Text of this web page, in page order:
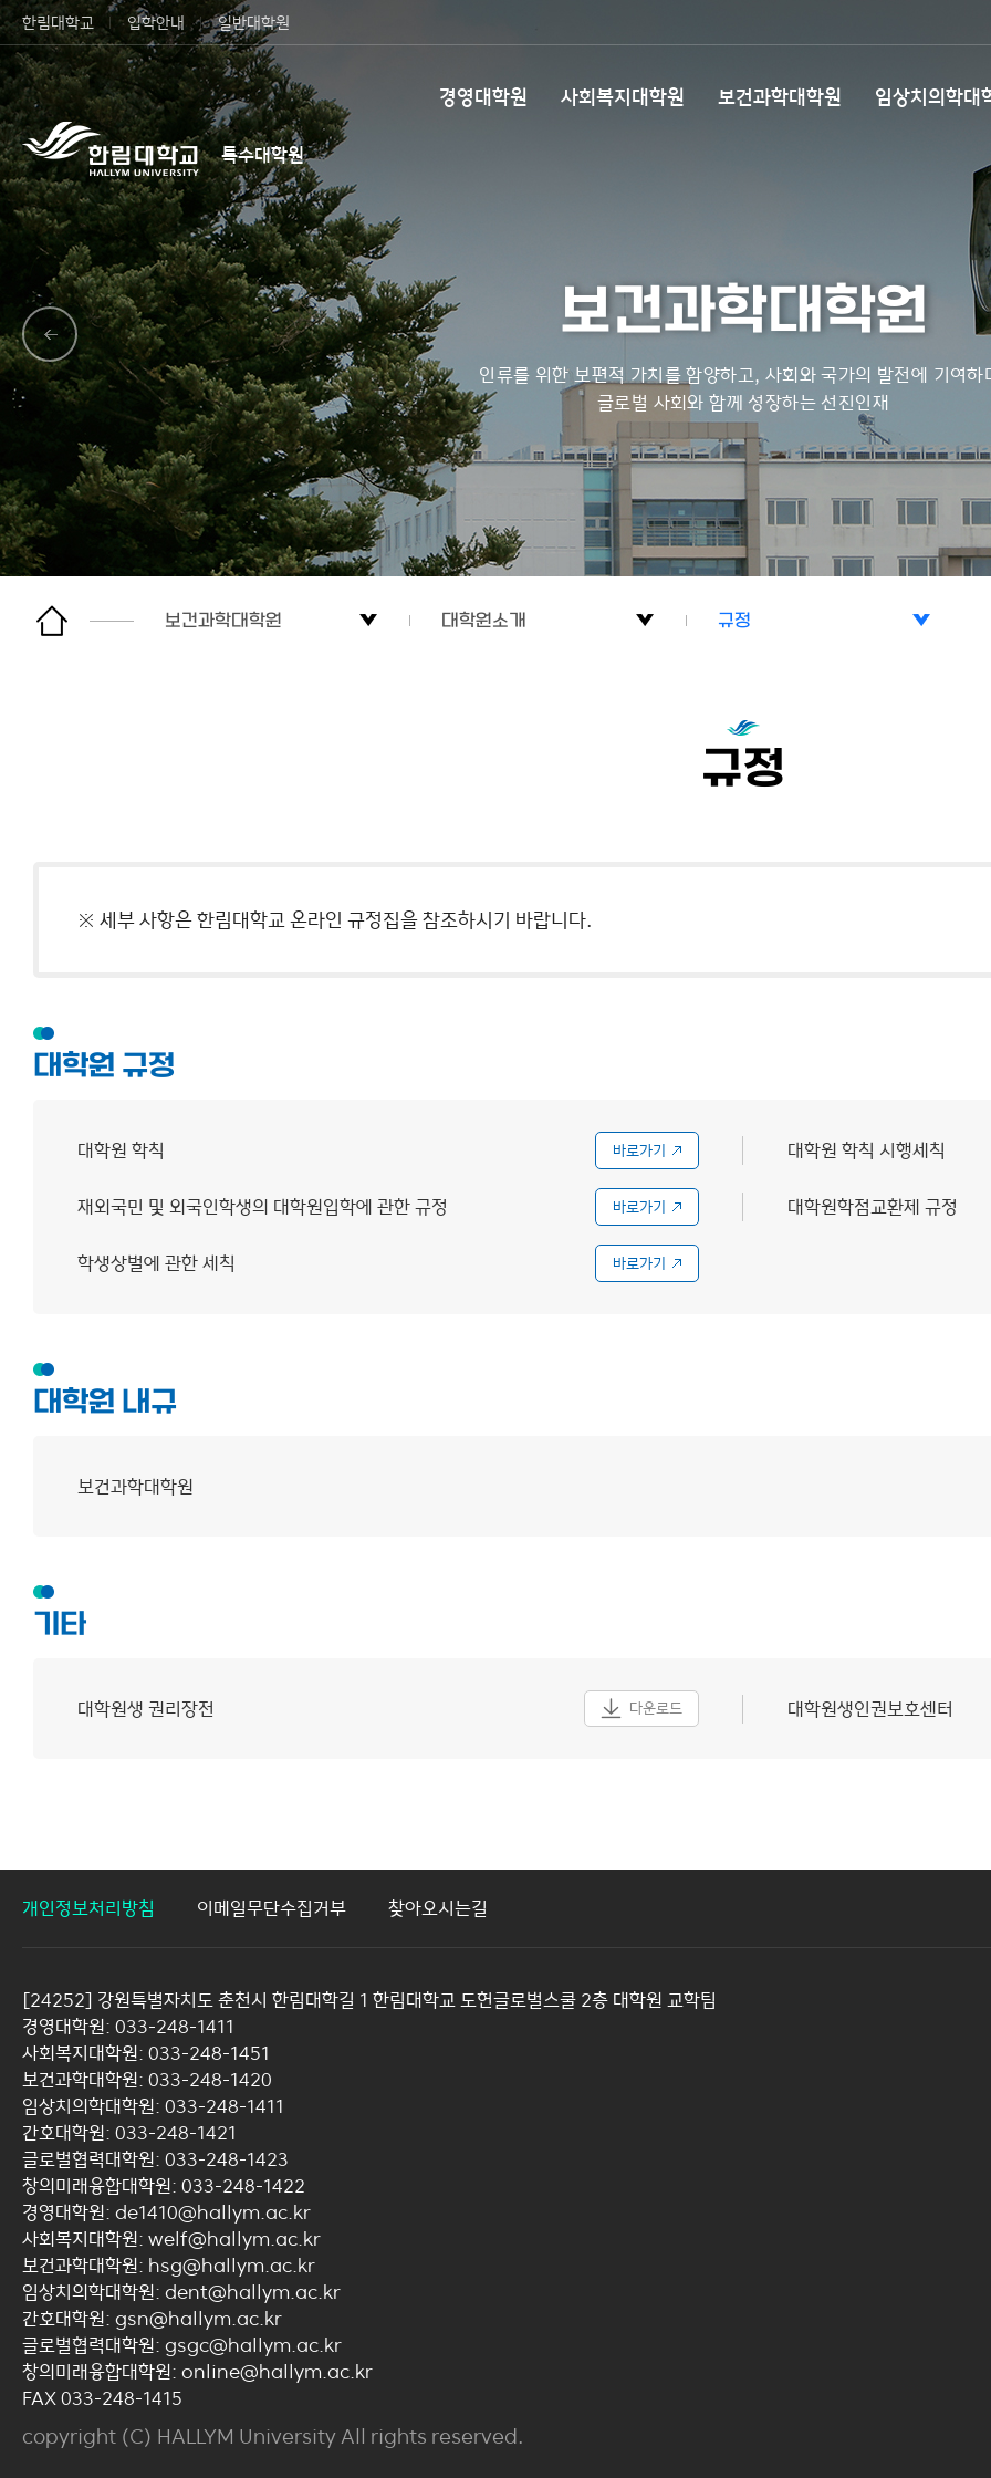
한림대학교 입학안내 일반대학원
특수대학원
경영대학원 사회복지대학원 보건과학대학원 임상치의학대
보건과학대학원
인류를 위한 보편적 가치를 함양하고, 사회와 국가의 발전에 기여하
글로벌 사회와 함께 성장하는 선진인재
보건과학대학원
간호대학원
사이트맵
대학원소개
커뮤니티
규정
조직도
규정
※ 세부 사항은 한림대학교 온라인 규정집을 참조하시기 바랍니다.
대학원 규정
대학원 학칙 바로가기 대학원 학칙 시행세칙
재외국민 및 외국인학생의 대학원입학에 관한 규정 바로가기 대학원학점교환제 규정
학생상벌에 관한 세칙 바로가기
대학원 내규
보건과학대학원
기타
대학원생 권리장전 다운로드 대학원생인권보호센터
개인정보처리방침 이메일무단수집거부 찾아오시는길
[24252] 강원특별자치도 춘천시 한림대학길 1 한림대학교 도헌글로벌스쿨 2층 대학원 교학팀
경영대학원: 033-248-1411
사회복지대학원: 033-248-1451
보건과학대학원: 033-248-1420
임상치의학대학원: 033-248-1411
간호대학원: 033-248-1421
글로벌협력대학원: 033-248-1423
창의미래융합대학원: 033-248-1422
경영대학원: de1410@hallym.ac.kr
사회복지대학원: welf@hallym.ac.kr
보건과학대학원: hsg@hallym.ac.kr
임상치의학대학원: dent@hallym.ac.kr
간호대학원: gsn@hallym.ac.kr
글로벌협력대학원: gsgc@hallym.ac.kr
창의미래융합대학원: online@hallym.ac.kr
FAX 033-248-1415
copyright (C) HALLYM University All rights reserved.